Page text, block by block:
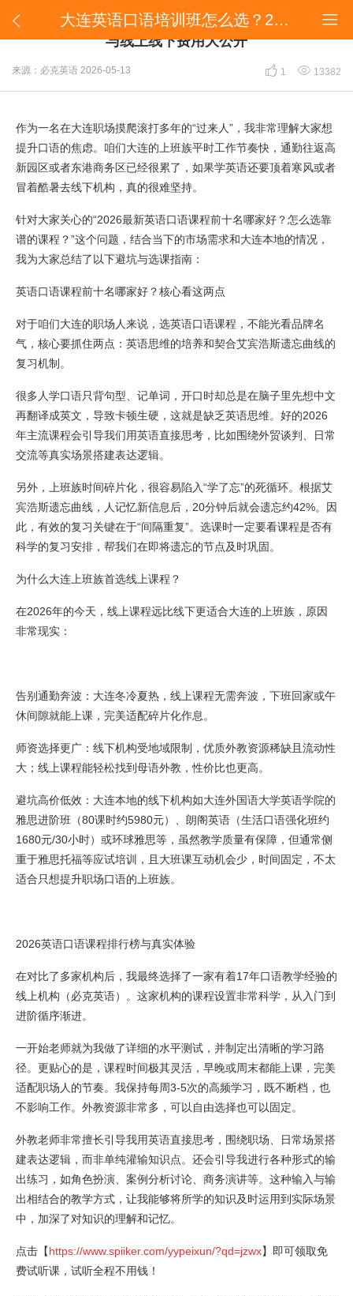
 
大连英语口语培训班怎么选？2026最新排行榜前十与线上线下费用大公开
大连英语口语培训班怎么选？2026最新排行榜前十
与线上线下费用大公开
来源：必克英语 2026-05-13  1  13382
作为一名在大连职场摸爬滚打多年的“过来人”，我非常理解大家想
提升口语的焦虑。咱们大连的上班族平时工作节奏快，通勤往返高
新园区或者东港商务区已经很累了，如果学英语还要顶着寒风或者
冒着酷暑去线下机构，真的很难坚持。
针对大家关心的“2026最新英语口语课程前十名哪家好？怎么选靠
谱的课程？”这个问题，结合当下的市场需求和大连本地的情况，
我为大家总结了以下避坑与选课指南：
英语口语课程前十名哪家好？核心看这两点
对于咱们大连的职场人来说，选英语口语课程，不能光看品牌名
气，核心要抓住两点：英语思维的培养和契合艾宾浩斯遗忘曲线的
复习机制。
很多人学口语只背句型、记单词，开口时却总是在脑子里先想中文
再翻译成英文，导致卡顿生硬，这就是缺乏英语思维。好的2026
年主流课程会引导我们用英语直接思考，比如围绕外贸谈判、日常
交流等真实场景搭建表达逻辑。
另外，上班族时间碎片化，很容易陷入“学了忘”的死循环。根据艾
宾浩斯遗忘曲线，人记忆新信息后，20分钟后就会遗忘约42%。因
此，有效的复习关键在于“间隔重复”。选课时一定要看课程是否有
科学的复习安排，帮我们在即将遗忘的节点及时巩固。
为什么大连上班族首选线上课程？
在2026年的今天，线上课程远比线下更适合大连的上班族，原因
非常现实：
告别通勤奔波：大连冬冷夏热，线上课程无需奔波，下班回家或午
休间隙就能上课，完美适配碎片化作息。
师资选择更广：线下机构受地域限制，优质外教资源稀缺且流动性
大；线上课程能轻松找到母语外教，性价比也更高。
避坑高价低效：大连本地的线下机构如大连外国语大学英语学院的
雅思进阶班（80课时约5980元）、朗阁英语（生活口语强化班约
1680元/30小时）或环球雅思等，虽然教学质量有保障，但通常侧
重于雅思托福等应试培训，且大班课互动机会少，时间固定，不太
适合只想提升职场口语的上班族。
2026英语口语课程排行榜与真实体验
在对比了多家机构后，我最终选择了一家有着17年口语教学经验的
线上机构（必克英语）。这家机构的课程设置非常科学，从入门到
进阶循序渐进。
一开始老师就为我做了详细的水平测试，并制定出清晰的学习路
径。更贴心的是，课程时间极其灵活，早晚或周末都能上课，完美
适配职场人的节奏。我保持每周3-5次的高频学习，既不断档，也
不影响工作。外教资源非常多，可以自由选择也可以固定。
外教老师非常擅长引导我用英语直接思考，围绕职场、日常场景搭
建表达逻辑，而非单纯灌输知识点。还会引导我进行各种形式的输
出练习，如角色扮演、案例分析讨论、商务演讲等。这种输入与输
出相结合的教学方式，让我能够将所学的知识及时运用到实际场景
中，加深了对知识的理解和记忆。
点击【https://www.spiiker.com/yypeixun/?qd=jzwx】即可领取免
费试听课，试听全程不用钱！